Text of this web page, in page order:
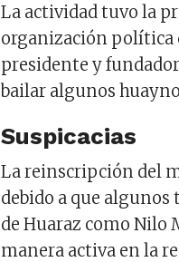
La actividad tuvo la
organización política
presidente y
bailar algunos
Suspicacias
La reinscripción del
debido a que
de Huaraz como Nilo
manera activa en la